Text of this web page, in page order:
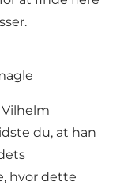
du, at han
hvor dette